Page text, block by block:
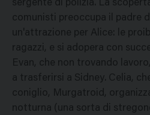
sergente di polizia. La
comunisti preoccupa il padre
un'attrazione per Alice: le
ragazzi, e si adopera con
Evan, che non trovando
a trasferirsi a Sidney. Celia,
coniglio, Murgatroid,
notturna (una sorta di